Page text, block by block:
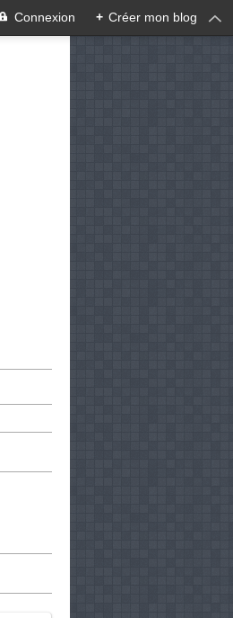
Connexion + Créer mon blog